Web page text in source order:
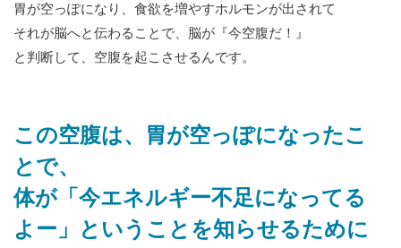
胃が空っぽになり、食欲を増やすホルモンが出されて
それが脳へと伝わることで、脳が『今空腹だ！』
と判断して、空腹を起こさせるんです。
この空腹は、胃が空っぽになったこ
とで、
体が「今エネルギー不足になってる
よー」ということを知らせるために